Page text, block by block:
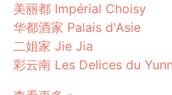
美丽都 Impérial Choisy
华都酒家 Palais d'Asie
二姐家 Jie Jia
彩云南 Les Delices du